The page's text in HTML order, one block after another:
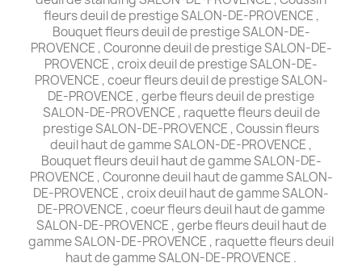
fleurs deuil de prestige SALON-DE-PROVENCE ,
Bouquet fleurs deuil de prestige SALON-DE-
PROVENCE , Couronne deuil de prestige SALON-DE-
PROVENCE , croix deuil de prestige SALON-DE-
PROVENCE , coeur fleurs deuil de prestige SALON-
DE-PROVENCE , gerbe fleurs deuil de prestige
SALON-DE-PROVENCE , raquette fleurs deuil de
prestige SALON-DE-PROVENCE , Coussin fleurs
deuil haut de gamme SALON-DE-PROVENCE ,
Bouquet fleurs deuil haut de gamme SALON-DE-
PROVENCE , Couronne deuil haut de gamme SALON-
DE-PROVENCE , croix deuil haut de gamme SALON-
DE-PROVENCE , coeur fleurs deuil haut de gamme
SALON-DE-PROVENCE , gerbe fleurs deuil haut de
gamme SALON-DE-PROVENCE , raquette fleurs deuil
haut de gamme SALON-DE-PROVENCE .